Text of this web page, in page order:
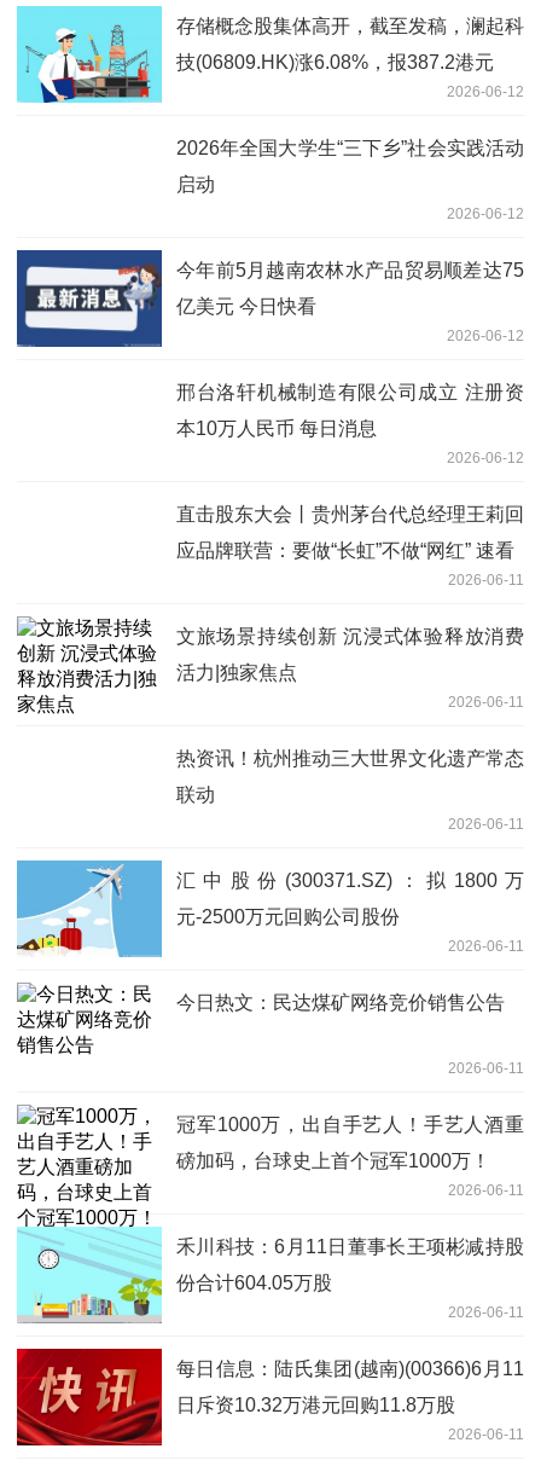
存储概念股集体高开，截至发稿，澜起科
技(06809.HK)涨6.08%，报387.2港元
2026-06-12
2026年全国大学生“三下乡”社会实践活动
启动
2026-06-12
今年前5月越南农林水产品贸易顺差达75
亿美元 今日快看
2026-06-12
邢台洛轩机械制造有限公司成立 注册资
本10万人民币 每日消息
2026-06-12
直击股东大会丨贵州茅台代总经理王莉回
应品牌联营：要做“长虹”不做“网红” 速看
2026-06-11
文旅场景持续创新 沉浸式体验释放消费
活力|独家焦点
2026-06-11
热资讯！杭州推动三大世界文化遗产常态
联动
2026-06-11
汇中股份(300371.SZ)：拟1800万
元-2500万元回购公司股份
2026-06-11
今日热文：民达煤矿网络竞价销售公告
2026-06-11
冠军1000万，出自手艺人！手艺人酒重
磅加码，台球史上首个冠军1000万！
2026-06-11
禾川科技：6月11日董事长王项彬减持股
份合计604.05万股
2026-06-11
每日信息：陆氏集团(越南)(00366)6月11
日斥资10.32万港元回购11.8万股
2026-06-11